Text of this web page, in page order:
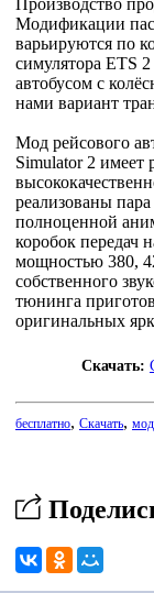
Производство
Модификации
варьируются по
симулятора ETS
автобусом с
нами вариант
Мод рейсового
Simulator 2 имеет
реализованы
полноценной
коробок передач
мощностью 380,
собственного
тюнинга
оригинальных
Скачать:
бесплатно, Скачать,